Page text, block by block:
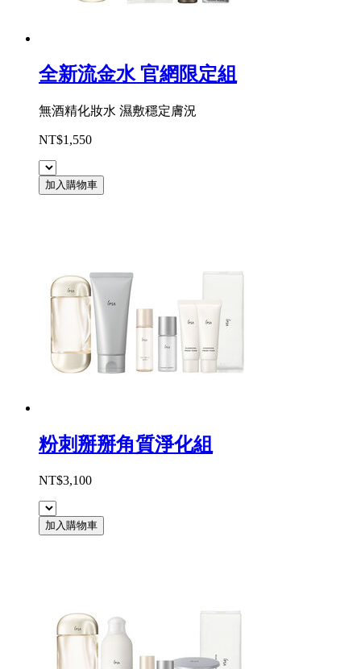
全新流金水 官網限定組
無酒精化妝水 濕敷穩定膚況
NT$1,550
加入購物車
粉刺掰掰角質淨化組
NT$3,100
加入購物車